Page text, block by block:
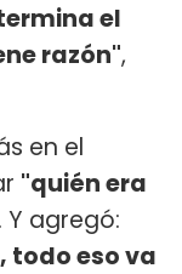
el
razón",
en el
"quién era
. Y agregó:
todo eso va